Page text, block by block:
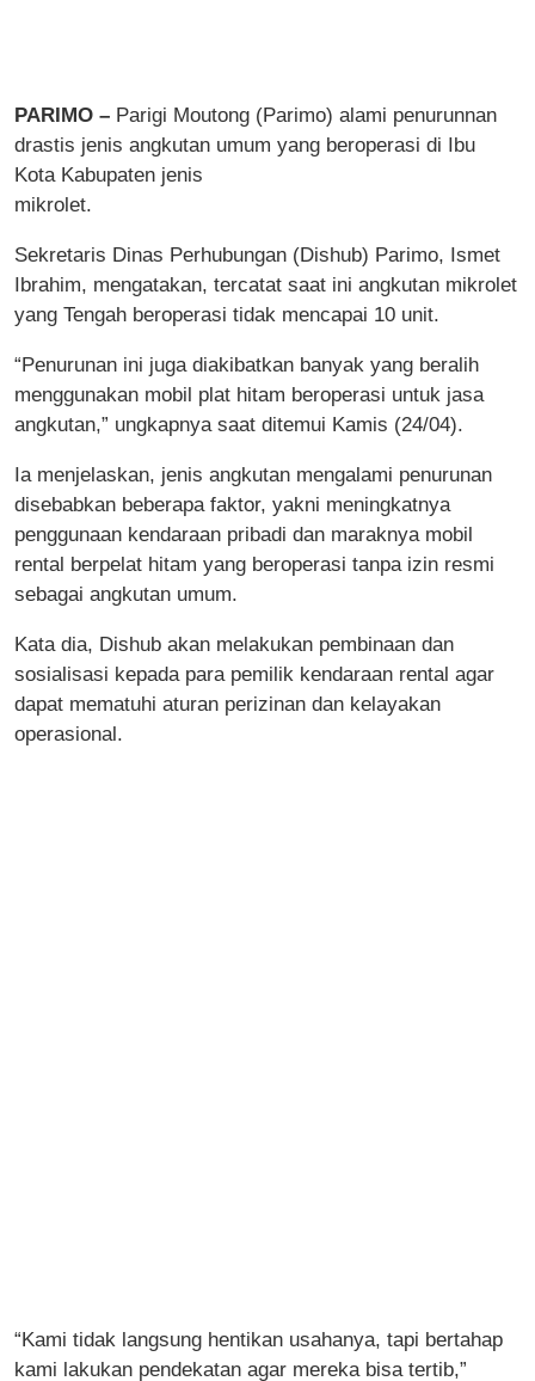
PARIMO – Parigi Moutong (Parimo) alami penurunnan
drastis jenis angkutan umum yang beroperasi di Ibu
Kota Kabupaten jenis
mikrolet.
Sekretaris Dinas Perhubungan (Dishub) Parimo, Ismet
Ibrahim, mengatakan, tercatat saat ini angkutan mikrolet
yang Tengah beroperasi tidak mencapai 10 unit.
“Penurunan ini juga diakibatkan banyak yang beralih
menggunakan mobil plat hitam beroperasi untuk jasa
angkutan,” ungkapnya saat ditemui Kamis (24/04).
Ia menjelaskan, jenis angkutan mengalami penurunan
disebabkan beberapa faktor, yakni meningkatnya
penggunaan kendaraan pribadi dan maraknya mobil
rental berpelat hitam yang beroperasi tanpa izin resmi
sebagai angkutan umum.
Kata dia, Dishub akan melakukan pembinaan dan
sosialisasi kepada para pemilik kendaraan rental agar
dapat mematuhi aturan perizinan dan kelayakan
operasional.
“Kami tidak langsung hentikan usahanya, tapi bertahap
kami lakukan pendekatan agar mereka bisa tertib,”